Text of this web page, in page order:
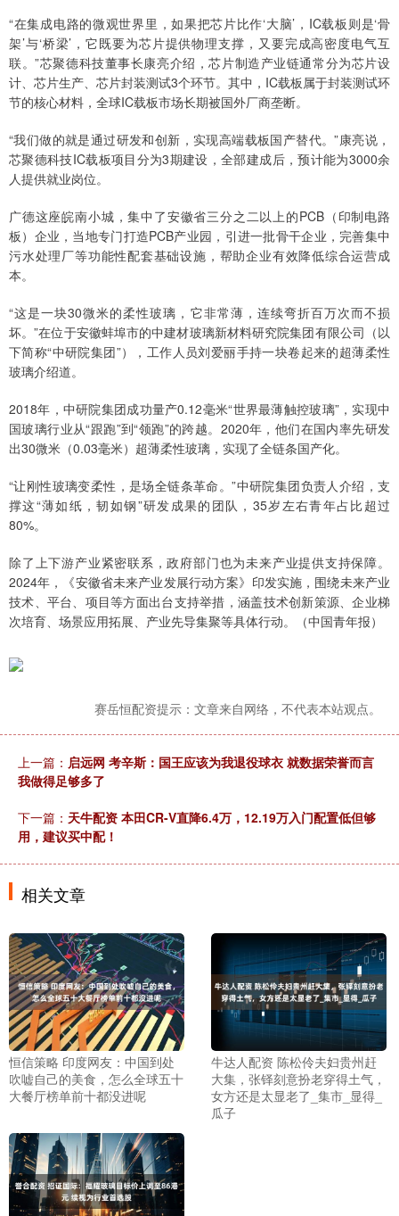
“在集成电路的微观世界里，如果把芯片比作‘大脑’，IC载板则是‘骨
架’与‘桥梁’，它既要为芯片提供物理支撑，又要完成高密度电气互
联。”芯聚德科技董事长康亮介绍，芯片制造产业链通常分为芯片设
计、芯片生产、芯片封装测试3个环节。其中，IC载板属于封装测试环
节的核心材料，全球IC载板市场长期被国外厂商垄断。
“我们做的就是通过研发和创新，实现高端载板国产替代。”康亮说，
芯聚德科技IC载板项目分为3期建设，全部建成后，预计能为3000余
人提供就业岗位。
广德这座皖南小城，集中了安徽省三分之二以上的PCB（印制电路
板）企业，当地专门打造PCB产业园，引进一批骨干企业，完善集中
污水处理厂等功能性配套基础设施，帮助企业有效降低综合运营成
本。
“这是一块30微米的柔性玻璃，它非常薄，连续弯折百万次而不损
坏。”在位于安徽蚌埠市的中建材玻璃新材料研究院集团有限公司（以
下简称“中研院集团”），工作人员刘爱丽手持一块卷起来的超薄柔性
玻璃介绍道。
2018年，中研院集团成功量产0.12毫米“世界最薄触控玻璃”，实现中
国玻璃行业从“跟跑”到“领跑”的跨越。2020年，他们在国内率先研发
出30微米（0.03毫米）超薄柔性玻璃，实现了全链条国产化。
“让刚性玻璃变柔性，是场全链条革命。”中研院集团负责人介绍，支
撑这“薄如纸，韧如钢”研发成果的团队，35岁左右青年占比超过
80%。
除了上下游产业紧密联系，政府部门也为未来产业提供支持保障。
2024年，《安徽省未来产业发展行动方案》印发实施，围绕未来产业
技术、平台、项目等方面出台支持举措，涵盖技术创新策源、企业梯
次培育、场景应用拓展、产业先导集聚等具体行动。（中国青年报）
赛岳恒配资提示：文章来自网络，不代表本站观点。
上一篇： 启远网 考辛斯：国王应该为我退役球衣 就数据荣誉而言
我做得足够多了
下一篇： 天牛配资 本田CR-V直降6.4万，12.19万入门配置低但够
用，建议买中配！
相关文章
恒信策略 印度网友：中国到处
吹嘘自己的美食，怎么全球五十
大餐厅榜单前十都没进呢
牛达人配资 陈松伶夫妇贵州赶
大集，张铎刻意扮老穿得土气，
女方还是太显老了_集市_显得_
瓜子